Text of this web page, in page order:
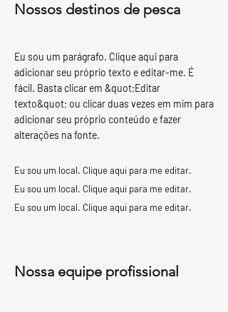
Nossos destinos de pesca
Eu sou um parágrafo. Clique aqui para
adicionar seu próprio texto e editar-me. É
fácil. Basta clicar em &quot;Editar
texto&quot; ou clicar duas vezes em mim para
adicionar seu próprio conteúdo e fazer
alterações na fonte.
Eu sou um local. Clique aqui para me editar.
Eu sou um local. Clique aqui para me editar.
Eu sou um local. Clique aqui para me editar.
Nossa equipe profissional